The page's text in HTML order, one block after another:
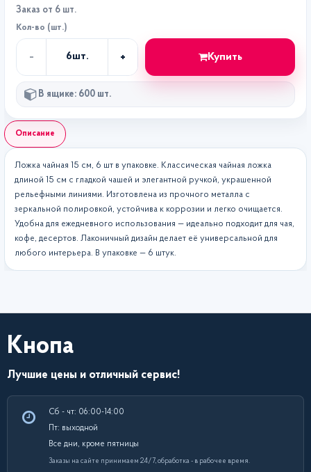
Описание
Ложка чайная 15 см, 6 шт в упаковке. Классическая чайная ложка
длиной 15 см с гладкой чашей и элегантной ручкой, украшенной
рельефными линиями. Изготовлена из прочного металла с
зеркальной полировкой, устойчива к коррозии и легко очищается.
Удобна для ежедневного использования — идеально подходит для чая,
кофе, десертов. Лаконичный дизайн делает её универсальной для
любого интерьера. В упаковке — 6 штук.
Заказ от 6 шт.
Кол-во (шт.)
-
во
6шт. + Купить
В ящике: 600 шт.
Кнопа
Лучшие цены и отличный сервис!
Сб - чт: 06:00-14:00
Пт: выходной
Все дни, кроме пятницы
Заказы на сайте принимаем 24/7, обработка - в рабочее время.